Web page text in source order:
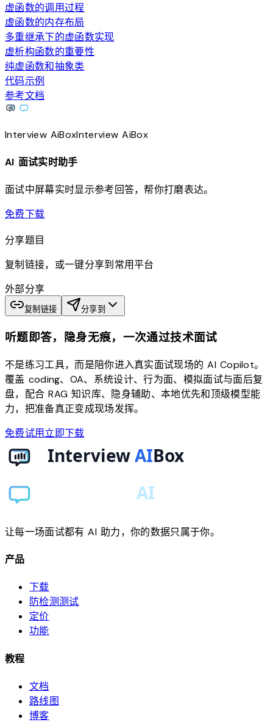
虚函数的调用过程
虚函数的内存布局
多重继承下的虚函数实现
虚析构函数的重要性
纯虚函数和抽象类
代码示例
参考文档
Interview AiBoxInterviewAiBox
AI 面试实时助手
面试中屏幕实时显示参考回答，帮你打磨表达。
免费下载download
分享题目
复制链接，或一键分享到常用平台
外部分享
复制链接 分享到
听题即答，隐身无痕，一次通过技术面试
不是练习工具，而是陪你进入真实面试现场的 AI Copilot。
覆盖 coding、OA、系统设计、行为面、模拟面试与面后复
盘，配合 RAG 知识库、隐身辅助、本地优先和顶级模型能
力，把准备真正变成现场发挥。
免费试用立即下载
让每一场面试都有 AI 助力，你的数据只属于你。
产品
下载
防检测测试
定价
功能
教程
文档
路线图
博客